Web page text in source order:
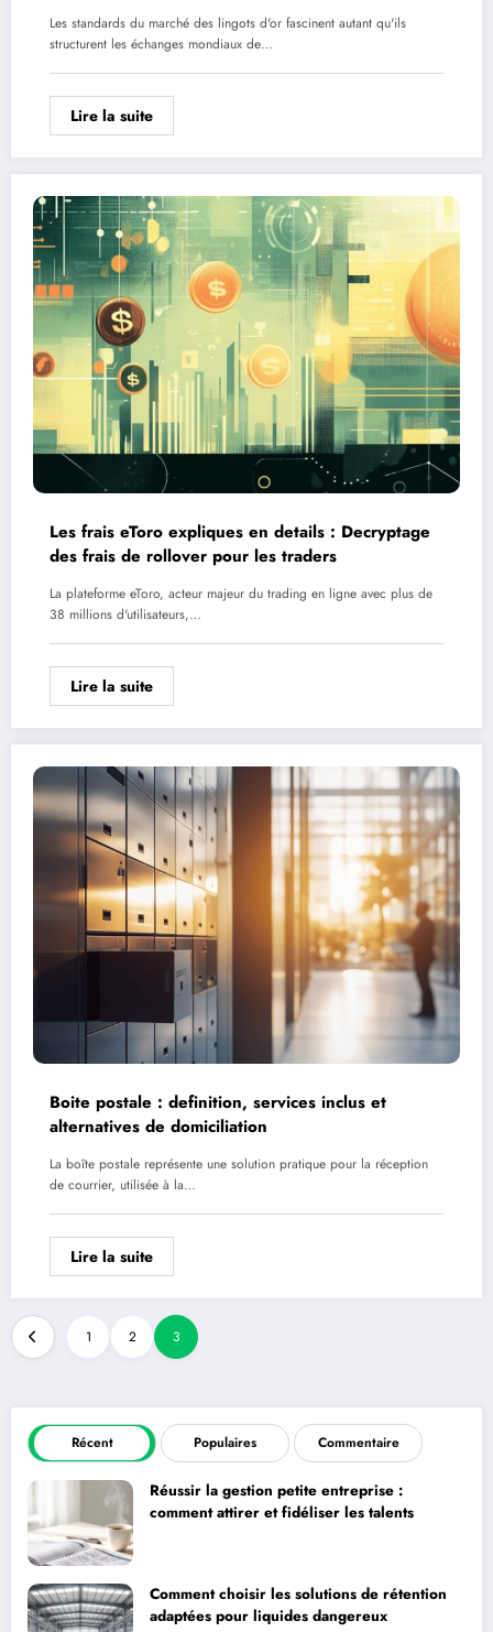
Les standards du marché des lingots d'or fascinent autant qu'ils
structurent les échanges mondiaux de…
Lire la suite
Les frais eToro expliques en details : Decryptage
des frais de rollover pour les traders
La plateforme eToro, acteur majeur du trading en ligne avec plus de
38 millions d'utilisateurs,…
Lire la suite
Boite postale : definition, services inclus et
alternatives de domiciliation
La boîte postale représente une solution pratique pour la réception
de courrier, utilisée à la…
Lire la suite
1 2 3
Récent Populaires Commentaire
Réussir la gestion petite entreprise :
comment attirer et fidéliser les talents
Comment choisir les solutions de rétention
adaptées pour liquides dangereux